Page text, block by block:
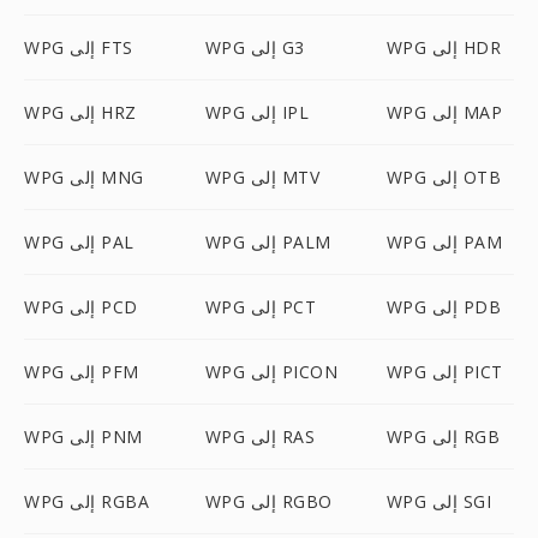
WPG إلى FTS WPG إلى G3 WPG إلى HDR
WPG إلى HRZ WPG إلى IPL WPG إلى MAP
WPG إلى MNG WPG إلى MTV WPG إلى OTB
WPG إلى PAL WPG إلى PALM WPG إلى PAM
WPG إلى PCD WPG إلى PCT WPG إلى PDB
WPG إلى PFM WPG إلى PICON WPG إلى PICT
WPG إلى PNM WPG إلى RAS WPG إلى RGB
WPG إلى RGBA WPG إلى RGBO WPG إلى SGI